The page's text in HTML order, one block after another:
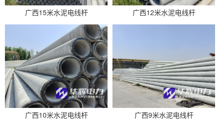
广西15米水泥电线杆 广西12米水泥电线杆
广西10米水泥电线杆 广西9米水泥电线杆